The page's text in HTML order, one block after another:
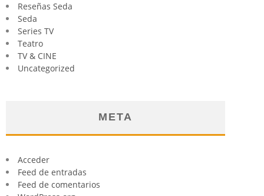
Reseñas Seda
Seda
Series TV
Teatro
TV & CINE
Uncategorized
META
Acceder
Feed de entradas
Feed de comentarios